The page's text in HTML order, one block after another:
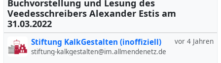
Buchvorstellung und Lesung des
Veedesschreibers Alexander Estis am
31.03.2022
vor 4 Jahren
Stiftung KalkGestalten (inoffiziell)
stiftung-kalkgestalten@im.allmendenetz.de